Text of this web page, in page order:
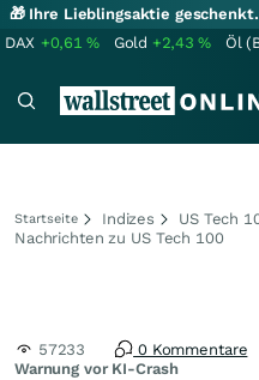
🎁 Ihre Lieblingsaktie
DAX +0,61% Gold +2,43% Öl
Startseite Indizes
US Tech
Nachrichten zu US Tech 100
Warnung vor KI-Crash
57233 0 Kommentare